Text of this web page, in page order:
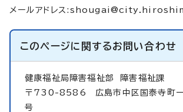
メールアドレス:
このページに関するお問い合わせ
健康福祉局障害福祉部
障害福祉課
〒730-8586 広島市中区国泰寺町
号